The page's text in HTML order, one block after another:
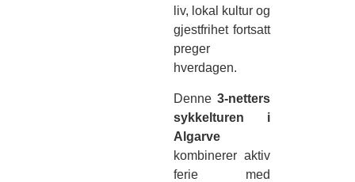
liv, lokal kultur og
gjestfrihet fortsatt
preger
hverdagen.
Denne 3-netters
sykkelturen i
Algarve
kombinerer aktiv
ferie med